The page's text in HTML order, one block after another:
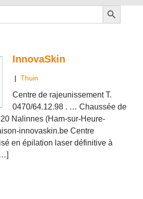
Search Button
InnovaSkin
| Thuin
Centre de rajeunissement T.
0470/64.12.98 . … Chaussée de
Nalinnes (Ham-sur-Heure-
innovaskin.be Centre
en épilation laser définitive à